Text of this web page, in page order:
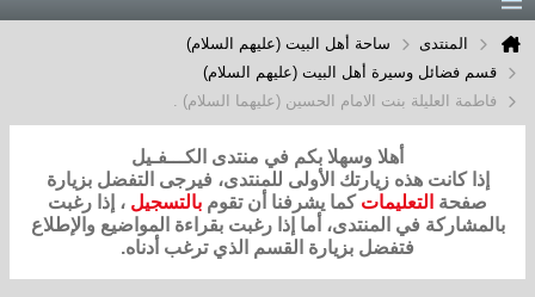
المنتدى
ساحة أهل البيت (عليهم السلام)
قسم فضائل وسيرة أهل البيت (عليهم السلام)
فاطمة العليلة بنت الامام الحسين (عليهما السلام) .
أهلا وسهلا بكم في منتدى الكـــفـيل
إذا كانت هذه زيارتك الأولى للمنتدى، فيرجى التفضل بزيارة
صفحة التعليمات كما يشرفنا أن تقوم بالتسجيل ، إذا رغبت
بالمشاركة في المنتدى، أما إذا رغبت بقراءة المواضيع والإطلاع
فتفضل بزيارة القسم الذي ترغب أدناه.